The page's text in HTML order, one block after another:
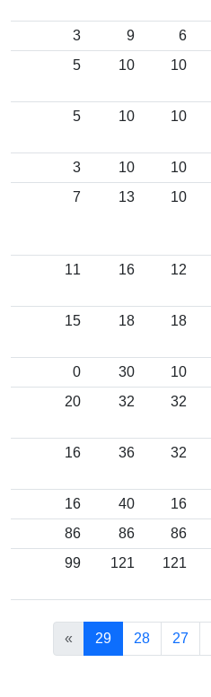
6
9
3
10
10
5
10
10
5
10
10
3
10
13
7
12
16
11
18
18
15
10
30
0
32
32
20
32
36
16
16
40
16
86
86
86
121
121
99
27
28
29
»